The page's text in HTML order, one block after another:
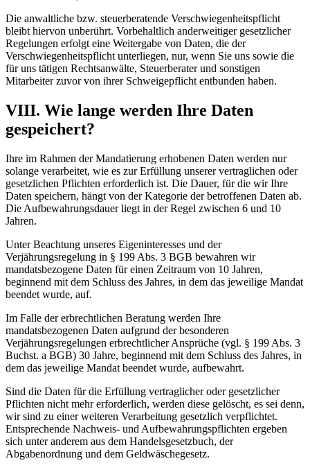
Die anwaltliche bzw. steuerberatende Verschwiegenheitspflicht
bleibt hiervon unberührt. Vorbehaltlich anderweitiger gesetzlicher
Regelungen erfolgt eine Weitergabe von Daten, die der
Verschwiegenheitspflicht unterliegen, nur, wenn Sie uns sowie die
für uns tätigen Rechtsanwälte, Steuerberater und sonstigen
Mitarbeiter zuvor von ihrer Schweigepflicht entbunden haben.
VIII. Wie lange werden Ihre Daten
gespeichert?
Ihre im Rahmen der Mandatierung erhobenen Daten werden nur
solange verarbeitet, wie es zur Erfüllung unserer vertraglichen oder
gesetzlichen Pflichten erforderlich ist. Die Dauer, für die wir Ihre
Daten speichern, hängt von der Kategorie der betroffenen Daten ab.
Die Aufbewahrungsdauer liegt in der Regel zwischen 6 und 10
Jahren.
Unter Beachtung unseres Eigeninteresses und der
Verjährungsregelung in § 199 Abs. 3 BGB bewahren wir
mandatsbezogene Daten für einen Zeitraum von 10 Jahren,
beginnend mit dem Schluss des Jahres, in dem das jeweilige Mandat
beendet wurde, auf.
Im Falle der erbrechtlichen Beratung werden Ihre
mandatsbezogenen Daten aufgrund der besonderen
Verjährungsregelungen erbrechtlicher Ansprüche (vgl. § 199 Abs. 3
Buchst. a BGB) 30 Jahre, beginnend mit dem Schluss des Jahres, in
dem das jeweilige Mandat beendet wurde, aufbewahrt.
Sind die Daten für die Erfüllung vertraglicher oder gesetzlicher
Pflichten nicht mehr erforderlich, werden diese gelöscht, es sei denn,
wir sind zu einer weiteren Verarbeitung gesetzlich verpflichtet.
Entsprechende Nachweis- und Aufbewahrungspflichten ergeben
sich unter anderem aus dem Handelsgesetzbuch, der
Abgabenordnung und dem Geldwäschegesetz.